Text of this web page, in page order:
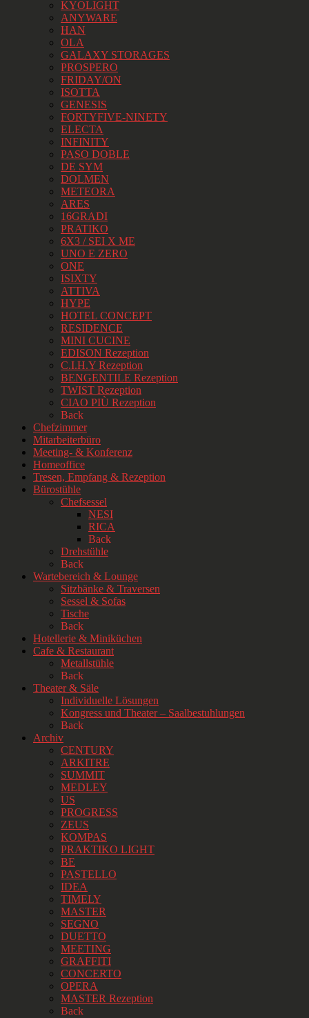
KYOLIGHT
ANYWARE
HAN
OLA
GALAXY STORAGES
PROSPERO
FRIDAY/ON
ISOTTA
GENESIS
FORTYFIVE-NINETY
ELECTA
INFINITY
PASO DOBLE
DE SYM
DOLMEN
METEORA
ARES
16GRADI
PRATIKO
6X3 / SEI X ME
UNO E ZERO
ONE
ISIXTY
ATTIVA
HYPE
HOTEL CONCEPT
RESIDENCE
MINI CUCINE
EDISON Rezeption
C.I.H.Y Rezeption
BENGENTILE Rezeption
TWIST Rezeption
CIAO PIÙ Rezeption
Back
Chefzimmer
Mitarbeiterbüro
Meeting- & Konferenz
Homeoffice
Tresen, Empfang & Rezeption
Bürostühle
Chefsessel
NESI
RICA
Back
Drehstühle
Back
Wartebereich & Lounge
Sitzbänke & Traversen
Sessel & Sofas
Tische
Back
Hotellerie & Miniküchen
Cafe & Restaurant
Metallstühle
Back
Theater & Säle
Individuelle Lösungen
Kongress und Theater – Saalbestuhlungen
Back
Archiv
CENTURY
ARKITRE
SUMMIT
MEDLEY
US
PROGRESS
ZEUS
KOMPAS
PRAKTIKO LIGHT
BE
PASTELLO
IDEA
TIMELY
MASTER
SEGNO
DUETTO
MEETING
GRAFFITI
CONCERTO
OPERA
MASTER Rezeption
Back